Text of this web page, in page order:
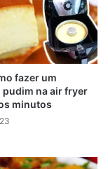
fazer um
na air fryer
minutos